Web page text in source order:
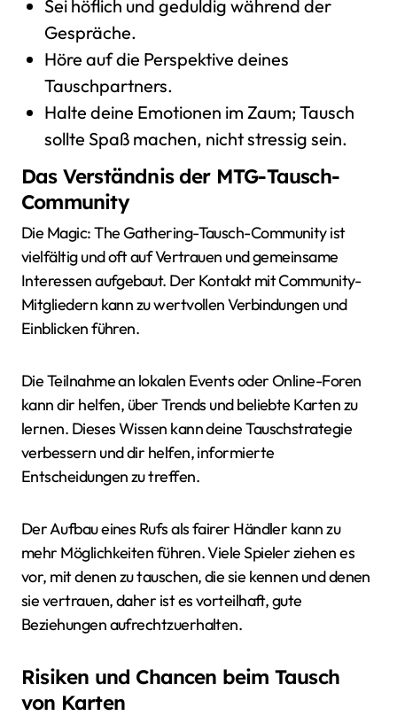
Sei höflich und geduldig während der
Gespräche.
Höre auf die Perspektive deines
Tauschpartners.
Halte deine Emotionen im Zaum; Tausch
sollte Spaß machen, nicht stressig sein.
Das Verständnis der MTG-Tausch-
Community
Die Magic: The Gathering-Tausch-Community ist
vielfältig und oft auf Vertrauen und gemeinsame
Interessen aufgebaut. Der Kontakt mit Community-
Mitgliedern kann zu wertvollen Verbindungen und
Einblicken führen.
Die Teilnahme an lokalen Events oder Online-Foren
kann dir helfen, über Trends und beliebte Karten zu
lernen. Dieses Wissen kann deine Tauschstrategie
verbessern und dir helfen, informierte
Entscheidungen zu treffen.
Der Aufbau eines Rufs als fairer Händler kann zu
mehr Möglichkeiten führen. Viele Spieler ziehen es
vor, mit denen zu tauschen, die sie kennen und denen
sie vertrauen, daher ist es vorteilhaft, gute
Beziehungen aufrechtzuerhalten.
Risiken und Chancen beim Tausch
von Karten